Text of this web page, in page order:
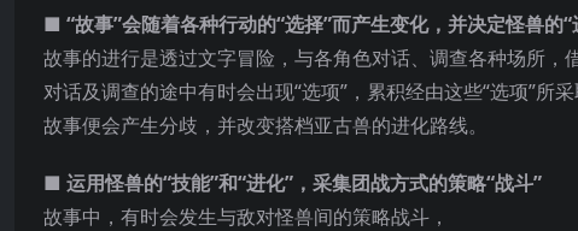
■ “故事”会随着各种行动的“选择”而产生变化，并决定怪兽的“
故事的进行是透过文字冒险，与各角色对话、调查各种场所，
对话及调查的途中有时会出现“选项”，累积经由这些“选项”所采
故事便会产生分歧，并改变搭档亚古兽的进化路线。
■ 运用怪兽的“技能”和“进化”，采集团战方式的策略“战斗”
故事中，有时会发生与敌对怪兽间的策略战斗，